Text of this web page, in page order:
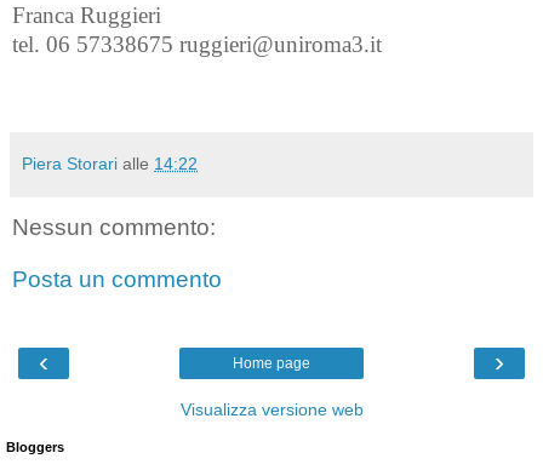
Franca Ruggieri
tel. 06 57338675 ruggieri@uniroma3.it
Piera Storari alle 14:22
Nessun commento:
Posta un commento
‹ ›
Home page
Visualizza versione web
Bloggers